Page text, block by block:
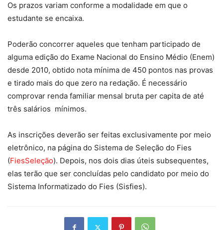
Os prazos variam conforme a modalidade em que o
estudante se encaixa.
Poderão concorrer aqueles que tenham participado de
alguma edição do Exame Nacional do Ensino Médio (Enem)
desde 2010, obtido nota mínima de 450 pontos nas provas
e tirado mais do que zero na redação. É necessário
comprovar renda familiar mensal bruta per capita de até
três salários mínimos.
As inscrições deverão ser feitas exclusivamente por meio
eletrônico, na página do Sistema de Seleção do Fies
(FiesSeleção). Depois, nos dois dias úteis subsequentes,
elas terão que ser concluídas pelo candidato por meio do
Sistema Informatizado do Fies (Sisfies).